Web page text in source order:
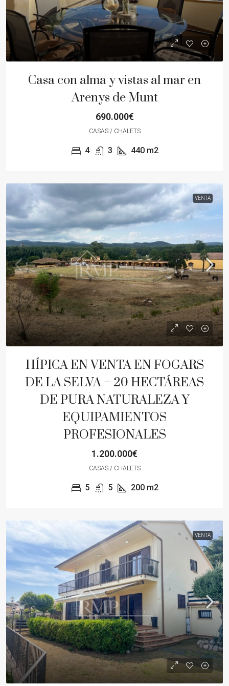
Casa con alma y vistas al mar en
Arenys de Munt
690.000€
CASAS / CHALETS
4 3 440 m2
VENTA
HÍPICA EN VENTA EN FOGARS
DE LA SELVA – 20 HECTÁREAS
DE PURA NATURALEZA Y
EQUIPAMIENTOS
PROFESIONALES
1.200.000€
CASAS / CHALETS
5 5 200 m2
VENTA